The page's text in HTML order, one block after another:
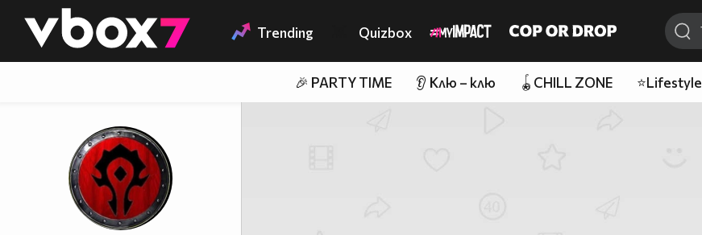
👾 Trending Quizbox
🎉 PARTY TIME 👂 Клю – клю 🪀CHILL ZONE ⭐Lifestyle